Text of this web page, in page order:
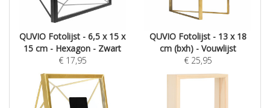
QUVIO Fotolijst - 6,5 x 15 x
15 cm - Hexagon - Zwart
€ 17,95
QUVIO Fotolijst - 13 x 18
cm (bxh) - Vouwlijst
€ 25,95